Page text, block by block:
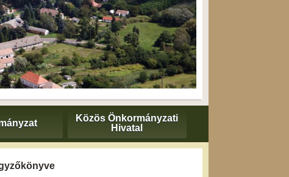
Közös Önkormányzati
Hivatal